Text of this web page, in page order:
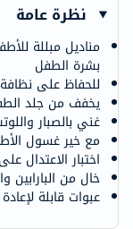
نظرة عامة
مناديل مبللة
بشرة الطفل
للحفاظ على
يخفف من جلد
غني بالصبار
مع خير غسول
اختبار الاعتدال
خال من البارابين
عبوات قابلة